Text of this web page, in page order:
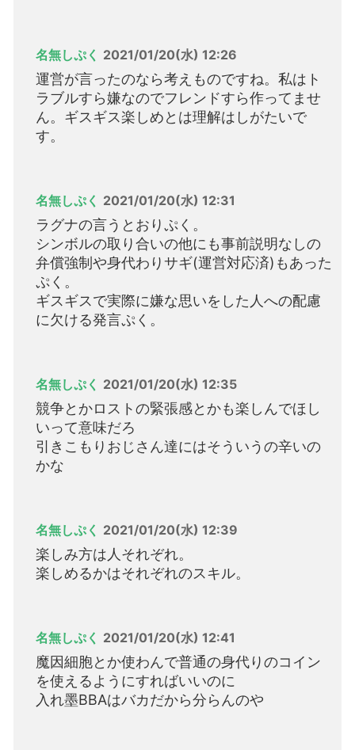
名無しぷく 2021/01/20(水) 12:26
運営が言ったのなら考えものですね。私はト
ラブルすら嫌なのでフレンドすら作ってませ
ん。ギスギス楽しめとは理解はしがたいで
す。
名無しぷく 2021/01/20(水) 12:31
ラグナの言うとおりぷく。
シンボルの取り合いの他にも事前説明なしの
弁償強制や身代わりサギ(運営対応済)もあった
ぷく。
ギスギスで実際に嫌な思いをした人への配慮
に欠ける発言ぷく。
名無しぷく 2021/01/20(水) 12:35
競争とかロストの緊張感とかも楽しんでほし
いって意味だろ
引きこもりおじさん達にはそういうの辛いの
かな
名無しぷく 2021/01/20(水) 12:39
楽しみ方は人それぞれ。
楽しめるかはそれぞれのスキル。
名無しぷく 2021/01/20(水) 12:41
魔因細胞とか使わんで普通の身代りのコイン
を使えるようにすればいいのに
入れ墨BBAはバカだから分らんのや